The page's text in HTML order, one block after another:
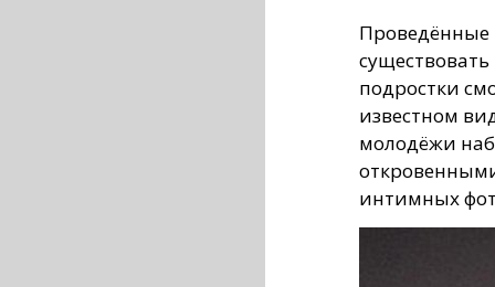
Проведённые
подростки
известном
молодёжи
интимных